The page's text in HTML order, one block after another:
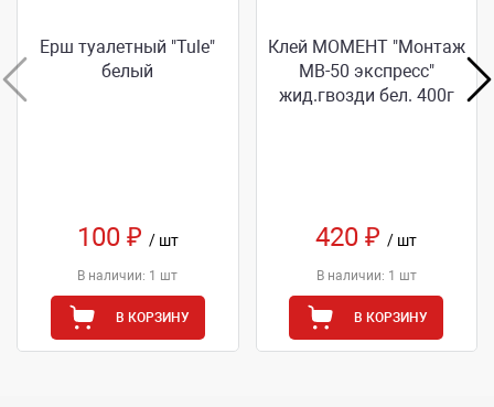
Ерш туалетный "Tule"
белый
100 ₽ / шт
В наличии: 1 шт
В КОРЗИНУ
Клей МОМЕНТ "Монтаж
МВ-50 экспресс"
жид.гвозди бел. 400г
420 ₽/ шт
В наличии: 1 шт
В КОРЗИНУ